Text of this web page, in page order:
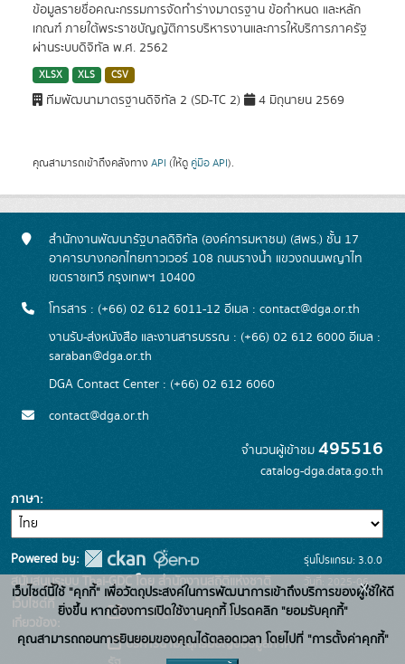
ข้อมูลรายชื่อคณะกรรมการจัดทำร่างมาตรฐาน ข้อกำหนด และหลัก
เกณฑ์ ภายใต้พระราชบัญญัติการบริหารงานและการให้บริการภาครัฐ
ผ่านระบบดิจิทัล พ.ศ. 2562
XLSX XLS CSV
ทีมพัฒนามาตรฐานดิจิทัล 2 (SD-TC 2) 4 มิถุนายน 2569
คุณสามารถเข้าถึงคลังทาง API (ให้ดู คู่มือ API).
สำนักงานพัฒนารัฐบาลดิจิทัล (องค์การมหาชน) (สพร.) ชั้น 17
อาคารบางกอกไทยทาวเวอร์ 108 ถนนรางน้ำ แขวงถนนพญาไท
เขตราชเทวี กรุงเทพฯ 10400
โทรสาร : (+66) 02 612 6011-12 อีเมล : contact@dga.or.th
งานรับ-ส่งหนังสือ และงานสารบรรณ : (+66) 02 612 6000 อีเมล :
saraban@dga.or.th
DGA Contact Center : (+66) 02 612 6060
contact@dga.or.th
จำนวนผู้เข้าชม 495516
catalog-dga.data.go.th
ภาษา
Powered by:
สนับสนุนระบบ Thai-GDC โดย สำนักงานสถิติแห่งชาติ
เว็บไซต์ที่
เกี่ยวข้อง:
ระบบบัญชีข้อมูลภาครัฐ
บริการนามานุกรมบัญชีข้อมูลภาค
รุ่นโปรแกรม: 3.0.0
วันที่: 2025-06-
26
เว็บไซต์นี้ใช้ "คุกกี้" เพื่อวัตถุประสงค์ในการพัฒนาการเข้าถึงบริการของผู้ใช้ให้ดี
ยิ่งขึ้น หากต้องการเปิดใช้งานคุกกี้ โปรดคลิก "ยอมรับคุกกี้"
คุณสามารถถอนการยินยอมของคุณได้ตลอดเวลา โดยไปที่ "การตั้งค่าคุกกี้"
x